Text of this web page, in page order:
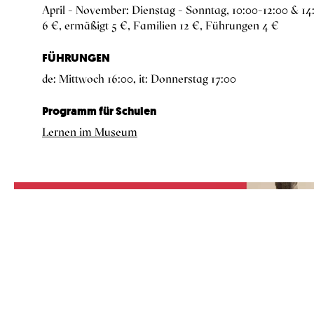
April – November: Dienstag – Sonntag, 10:00–12:00 &
6 €, ermäßigt 5 €, Familien 12 €, Führungen 4 €
FÜHRUNGEN
de: Mittwoch 16:00, it: Donnerstag 17:00
Programm für Schulen
Lernen im Museum